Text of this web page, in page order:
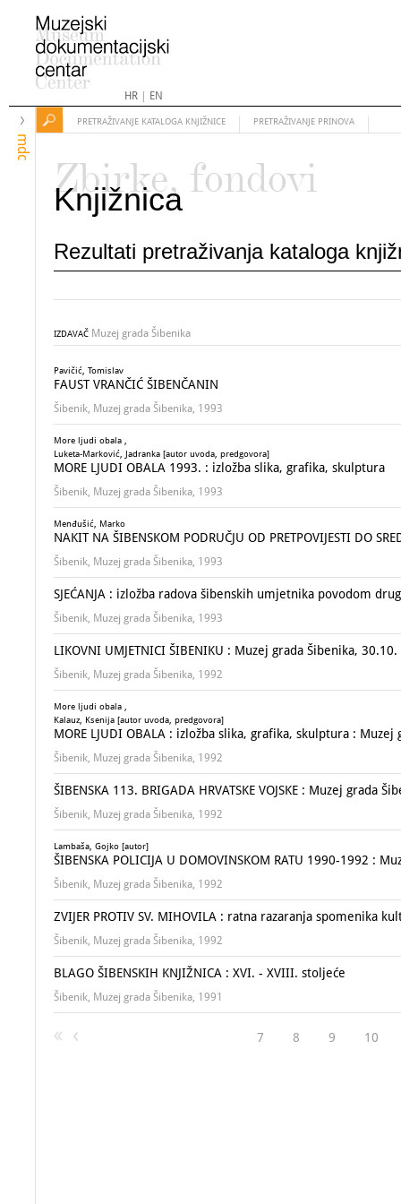
HR| EN
mdc
PRETRAŽIVANJE KATALOGA KNJIŽNICE PRETRAŽIVANJE PRINOVA
Zbirke, fondovi
Knjižnica
Rezultati pretraživanja kataloga
IZDAVAČ Muzej grada Šibenika
Pavičić, Tomislav
FAUST VRANČIĆ ŠIBENČANIN
Šibenik, Muzej grada Šibenika, 1993
More ljudi obala ,
Luketa-Marković, Jadranka [autor uvoda, predgovora]
MORE LJUDI OBALA 1993. : izložba slika, grafika, skulptura
Šibenik, Muzej grada Šibenika, 1993
Menđušić, Marko
NAKIT NA ŠIBENSKOM PODRUČJU OD PRETPOVIJESTI DO
Šibenik, Muzej grada Šibenika, 1993
SJEĆANJA : izložba radova šibenskih umjetnika povodom
Šibenik, Muzej grada Šibenika, 1993
LIKOVNI UMJETNICI ŠIBENIKU : Muzej grada Šibenika,
Šibenik, Muzej grada Šibenika, 1992
More ljudi obala ,
Kalauz, Ksenija [autor uvoda, predgovora]
MORE LJUDI OBALA : izložba slika, grafika, skulptura :
Šibenik, Muzej grada Šibenika, 1992
ŠIBENSKA 113. BRIGADA HRVATSKE VOJSKE : Muzej grada
Šibenik, Muzej grada Šibenika, 1992
Lambaša, Gojko [autor]
ŠIBENSKA POLICIJA U DOMOVINSKOM RATU 1990-1992 :
Šibenik, Muzej grada Šibenika, 1992
ZVIJER PROTIV SV. MIHOVILA : ratna razaranja spomenika
Šibenik, Muzej grada Šibenika, 1992
BLAGO ŠIBENSKIH KNJIŽNICA : XVI. - XVIII. stoljeće
Šibenik, Muzej grada Šibenika, 1991
7 8 9 10